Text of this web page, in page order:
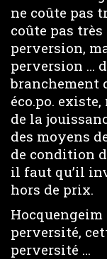
ne coûte pas
coûte pas très
perversion,
perversion …
branchement
éco.po.
de la
des moyens
de condition
il faut qu’il
hors de prix.
Hocquengeim
perversité,
perversité …